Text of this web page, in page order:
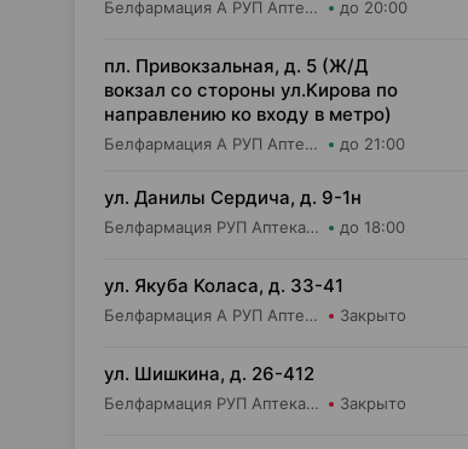
Белфармация А РУП Аптека №11 до 20:00
пл. Привокзальная, д. 5 (Ж/Д
вокзал со стороны ул.Кирова по
направлению ко входу в метро)
Белфармация А РУП Аптека №13 до 21:00
ул. Данилы Сердича, д. 9-1н
Белфармация РУП Аптека №48 до 18:00
ул. Якуба Koлaca, д. 33-41
Белфармация А РУП Аптека №32 Закрыто
ул. Шишкина, д. 26-412
Белфармация РУП Аптека №67 Закрыто